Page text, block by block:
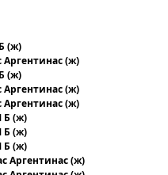
(ж)
Аргентинас (ж)
(ж)
Аргентинас (ж)
Аргентинас (ж)
Б (ж)
Б (ж)
Б (ж)
Аргентинас (ж)